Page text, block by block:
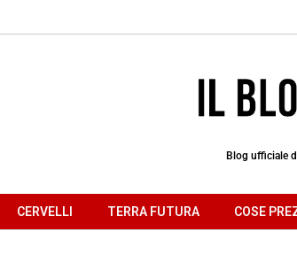
Blog ufficiale
CERVELLI TERRA FUTURA COSE